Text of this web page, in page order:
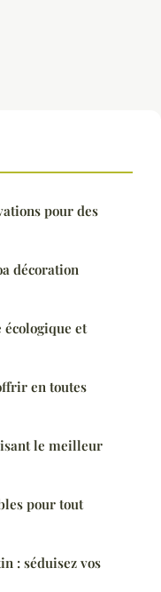
pour des
décoration
et
en toutes
le meilleur
pour tout
: séduisez vos